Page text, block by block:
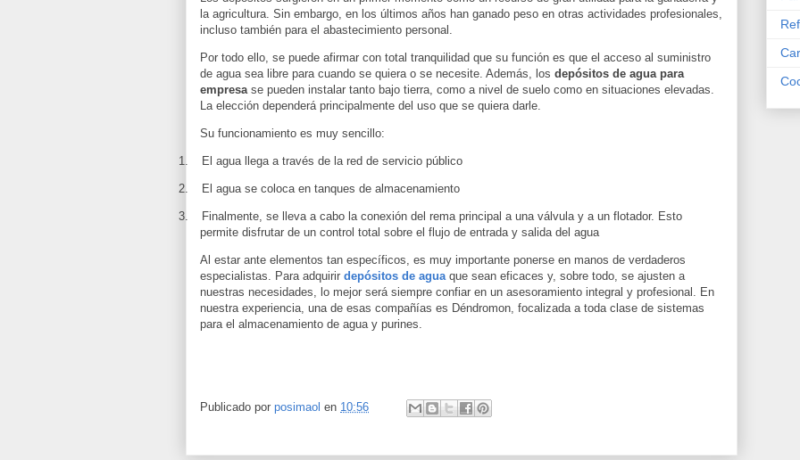
la agricultura. Sin embargo, en los últimos años han ganado peso en otras actividades profesionales,
incluso también para el abastecimiento personal.
Por todo ello, se puede afirmar con total tranquilidad que su función es que el acceso al suministro
de agua sea libre para cuando se quiera o se necesite. Además, los depósitos de agua para
empresase pueden instalar tanto bajo tierra, como a nivel de suelo como en situaciones elevadas.
La elección dependerá principalmente del uso que se quiera darle.
Su funcionamiento es muy sencillo:
1. El agua llega a través de la red de servicio público
2. El agua se coloca en tanques de almacenamiento
3.
Finalmente, se lleva a cabo la conexión del rema principal a una válvula y a un flotador. Esto
permite disfrutar de un control total sobre el flujo de entrada y salida del agua
Al estar ante elementos tan específicos, es muy importante ponerse en manos de verdaderos
especialistas. Para adquirir depósitos de aguaque sean eficaces y, sobre todo, se ajusten a
nuestras necesidades, lo mejor será siempre confiar en un asesoramiento integral y profesional. En
nuestra experiencia, una de esas compañías es Déndromon, focalizada a toda clase de sistemas
para el almacenamiento de agua y purines.
Publicado por posimaol en 10:56